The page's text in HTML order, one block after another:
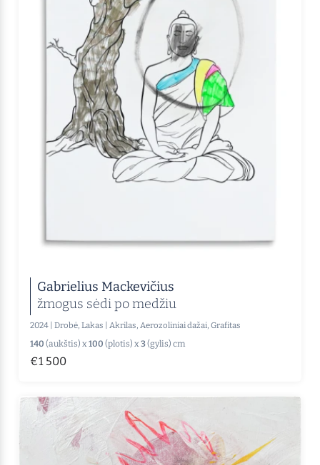
Gabrielius Mackevičius
žmogus sėdi po medžiu
2024 Drobė, Lakas
Akrilas, Aerozoliniai dažai, Grafitas
140 (aukštis) x100 (plotis) x3(gylis) cm
€1 500